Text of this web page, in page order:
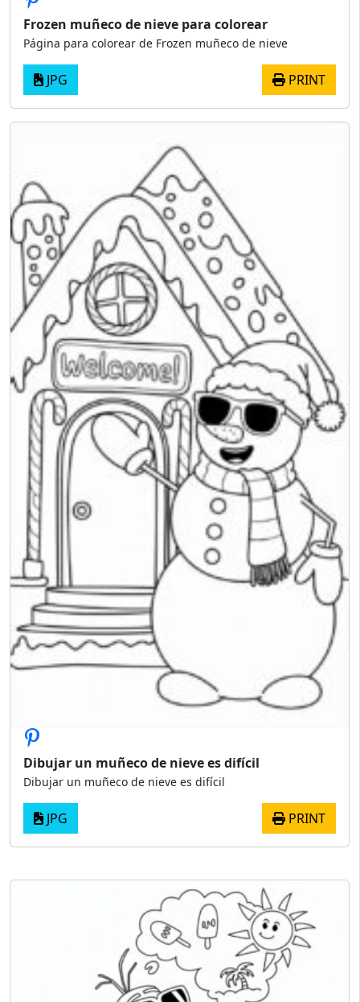
Frozen muñeco de nieve para colorear
Página para colorear de Frozen muñeco de nieve
JPG PRINT
Dibujar un muñeco de nieve es difícil
Dibujar un muñeco de nieve es difícil
JPG PRINT